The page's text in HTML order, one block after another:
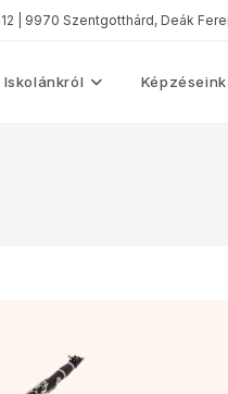
| 9970 Szentgotthárd, Deák
Iskolánkról Képzéseink